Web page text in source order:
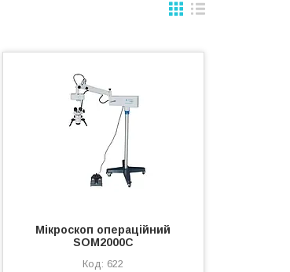
Мікроскоп операційний
SOM2000С
622